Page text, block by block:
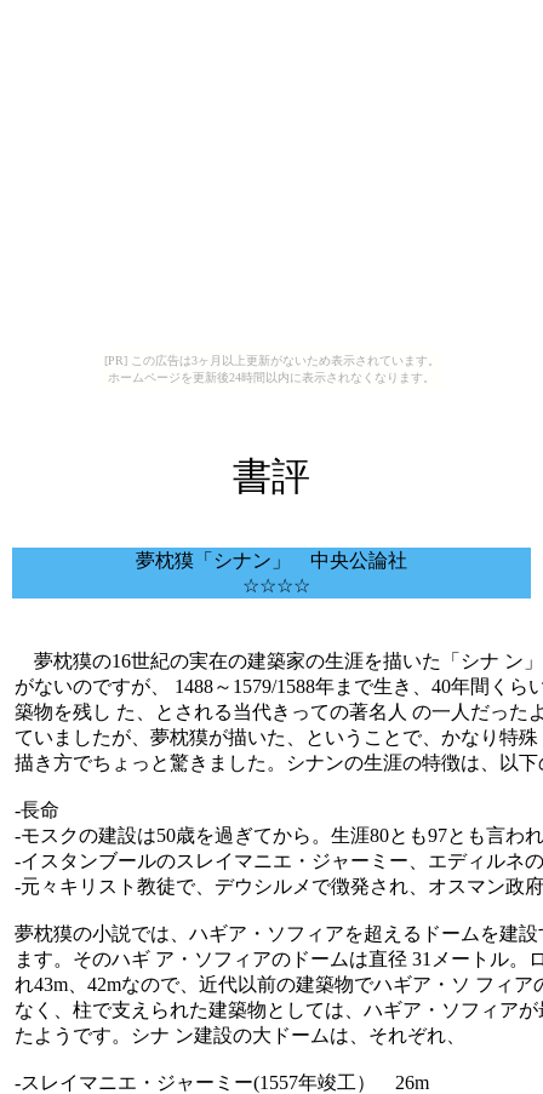
[PR] この広告は3ヶ月以上更新がないため表示されています。
ホームページを更新後24時間以内に表示されなくなります。
書評
夢枕獏「シナン」 中央公論社
☆☆☆☆
夢枕獏の16世紀の実在の建築家の生涯を描いた「シナ ン
がないのですが、 1488～1579/1588年まで生き、40年間く
築物を残し た、とされる当代きっての著名人 の一人だっ
ていましたが、夢枕獏が描いた、ということで、かなり特
描き方でちょっと驚きました。シナンの生涯の特徴は、以
-長命
-モスクの建設は50歳を過ぎてから。生涯80とも97とも言わ
-イスタンブールのスレイマニエ・ジャーミー、エディルネ
-元々キリスト教徒で、デウシルメで徴発され、オスマン政
夢枕獏の小説では、ハギア・ソフィアを超えるドームを建
ます。そのハギ ア・ソフィアのドームは直径 31メートル
れ43m、42mなので、近代以前の建築物でハギア・ソ フィ
なく、柱で支えられた建築物としては、ハギア・ソフィア
たようです。シナ ン建設の大ドームは、それぞれ、
-スレイマニエ・ジャーミー(1557年竣工） 26m